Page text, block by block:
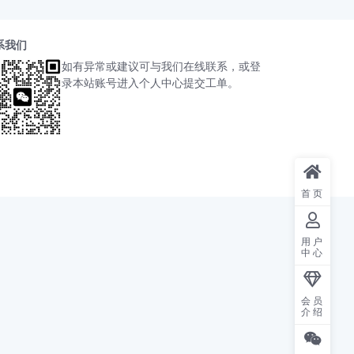
我们
如有异常或建议可与我们在线联系，或登
录本站账号进入个人中心提交工单。
首页
用户
中心
会员
介绍